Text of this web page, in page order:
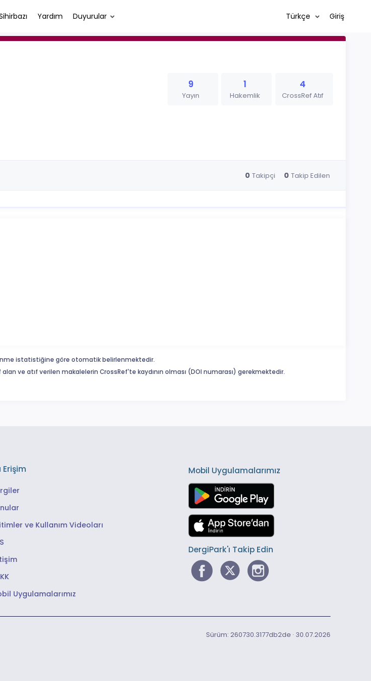
Yardım Duyurular Türkçe Giriş
9
Yayın
1
Hakemlik
4
CrossRef Atıf
0 Takipçi 0 Takip Edilen
istatistiğine göre otomatik belirlenmektedir.
ve atıf verilen makalelerin CrossRef'te kaydının olması (DOI numarası) gerekmektedir.
Erişim
ve Kullanım Videoları
Uygulamalarımız
Mobil Uygulamalarımız
DergiPark'ı Takip Edin
Sürüm: 260730.3177db2de · 30.07.2026